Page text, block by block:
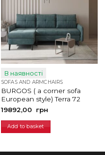
В наявності
SOFAS AND ARMCHAIRS
BURGOS ( a corner sofa
European style) Terra 72
19892,00
грн
Add to basket